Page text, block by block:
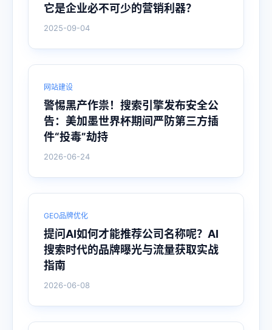
它是企业必不可少的营销利器？
2025-09-04
网站建设
警惕黑产作祟！搜索引擎发布安全公
告：美加墨世界杯期间严防第三方插
件“投毒”劫持
2026-06-24
GEO品牌优化
提问AI如何才能推荐公司名称呢？AI
搜索时代的品牌曝光与流量获取实战
指南
2026-06-08